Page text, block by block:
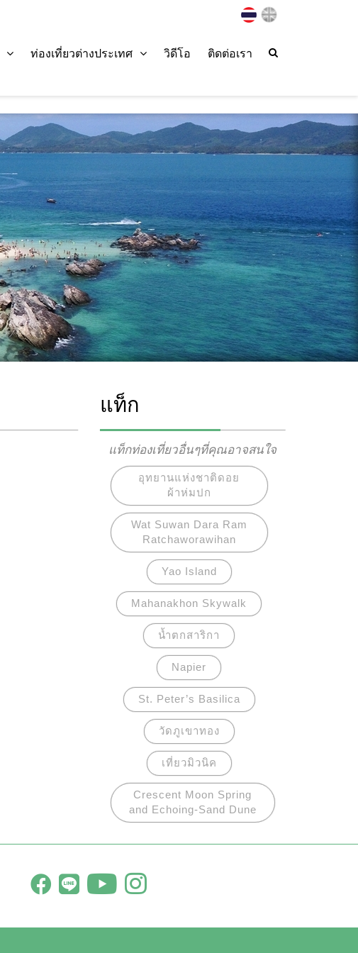
ท่องเที่ยวต่างประเทศ วิดีโอ ติดต่อเรา
แท็ก
แท็กท่องเที่ยวอื่นๆที่คุณอาจสนใจ
อุทยานแห่งชาติดอย
ผ้าห่มปก
Wat Suwan Dara Ram
Ratchaworawihan
Yao Island
Mahanakhon Skywalk
น้ำตกสาริกา
Napier
St. Peter’s Basilica
วัดภูเขาทอง
เที่ยวมิวนิค
Crescent Moon Spring
and Echoing-Sand Dune